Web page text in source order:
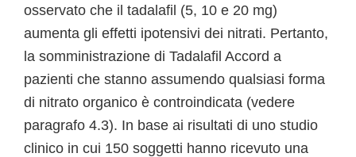
osservato che il tadalafil (5, 10 e 20 mg)
aumenta gli effetti ipotensivi dei nitrati. Pertanto,
la somministrazione di Tadalafil Accord a
pazienti che stanno assumendo qualsiasi forma
di nitrato organico è controindicata (vedere
paragrafo 4.3). In base ai risultati di uno studio
clinico in cui 150 soggetti hanno ricevuto una